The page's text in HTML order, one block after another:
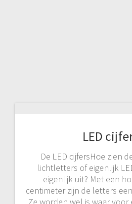
LED
De LED cijfersHoe zien
lichtletters of eigenlijk
eigenlijk uit? Met een
centimeter zijn de letters
Ze worden wel is waar voor